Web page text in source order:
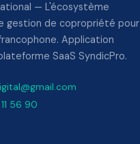
— L'écosystème
gestion de copropriété pour
Application
SaaS SyndicPro.
56 90